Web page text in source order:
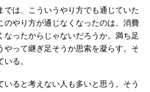
は、こういうやり方でも通じていた
のやり方が通じなくなったのは、消費
なったからじゃないだろうか。満ち足
やって継ぎ足そうか思索を凝らす。そ
る。
ると考えない人も多いと思う。そう